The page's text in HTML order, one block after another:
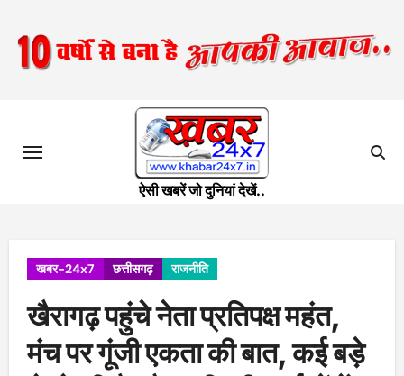
content
ऐसी खबरें जो दुनियां देखें..
खबर-24x7 छत्तीसगढ़ राजनीति
खैरागढ़ पहुंचे नेता प्रतिपक्ष महंत,
मंच पर गूंजी एकता की बात, कई बड़े